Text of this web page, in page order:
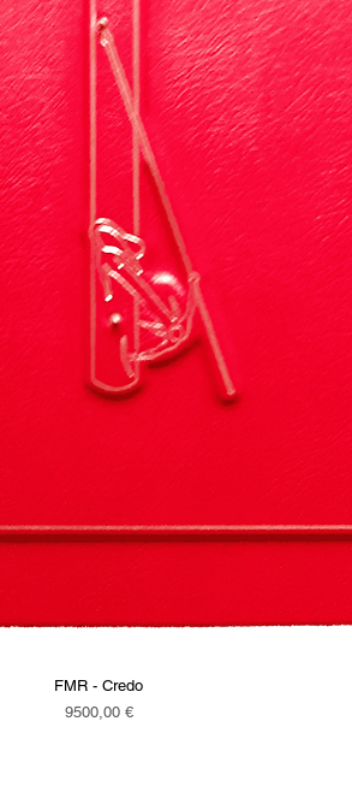
Vista rapida
FMR - Credo
Prezzo
9500,00 €